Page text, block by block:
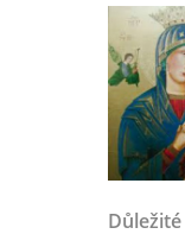
Důležité